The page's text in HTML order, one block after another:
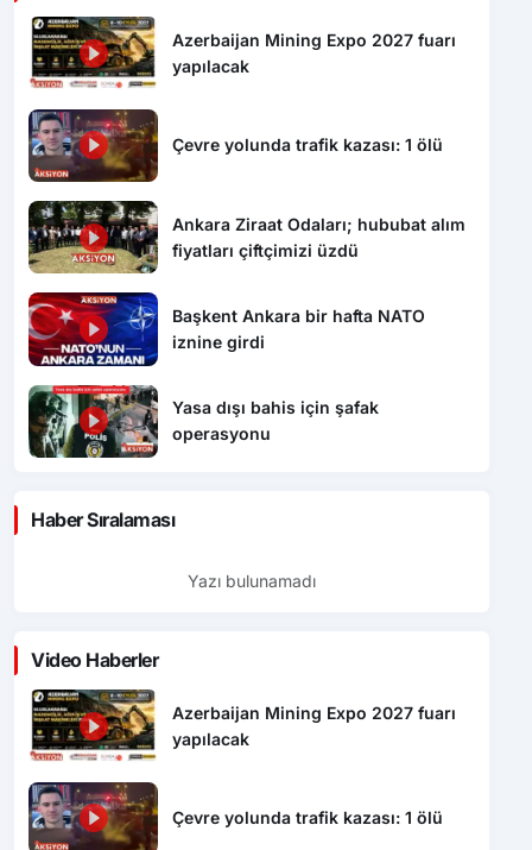
Azerbaijan Mining Expo 2027 fuarı
yapılacak
Çevre yolunda trafik kazası: 1 ölü
Ankara Ziraat Odaları; hububat alım
fiyatları çiftçimizi üzdü
Başkent Ankara bir hafta NATO
iznine girdi
Yasa dışı bahis için şafak
operasyonu
Haber Sıralaması
Yazı bulunamadı
Video Haberler
Azerbaijan Mining Expo 2027 fuarı
yapılacak
Çevre yolunda trafik kazası: 1 ölü